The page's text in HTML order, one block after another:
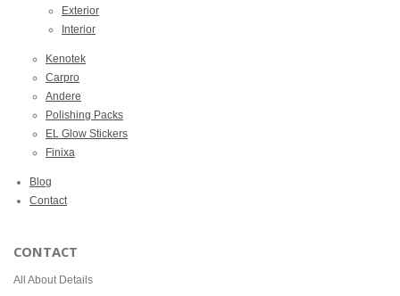
Exterior
Interior
Kenotek
Carpro
Andere
Polishing Packs
EL Glow Stickers
Finixa
Blog
Contact
CONTACT
All About Details